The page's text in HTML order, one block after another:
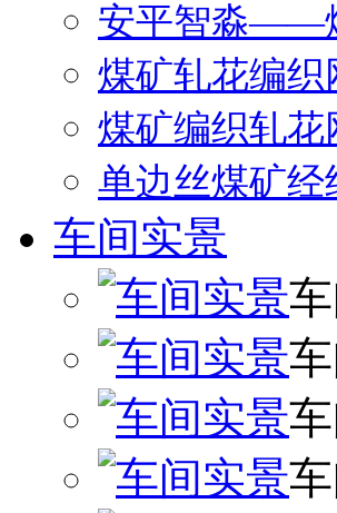
安平智淼——
煤矿轧花编织
煤矿编织轧花
单边丝煤矿
车间实景